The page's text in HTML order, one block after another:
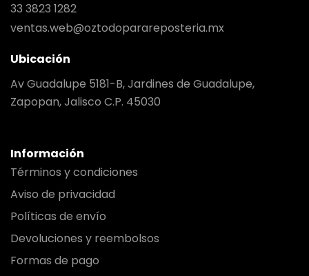
33 3823 1282
ventas.web@oztodoparareposteria.mx
Ubicación
Av Guadalupe 5181-B, Jardines de Guadalupe,
Zapopan, Jalisco C.P. 45030
Información
Términos y condiciones
Aviso de privacidad
Políticas de envío
Devoluciones y reembolsos
Formas de pago